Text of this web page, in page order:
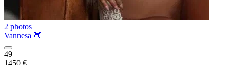
2 photos
Vannesa 🍑
49
1450 €